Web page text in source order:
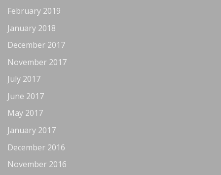
February 2019
January 2018
December 2017
November 2017
July 2017
June 2017
May 2017
January 2017
December 2016
November 2016